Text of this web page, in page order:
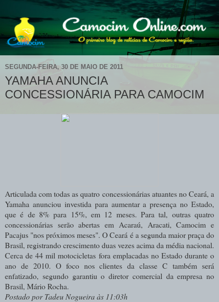
SEGUNDA-FEIRA, 30 DE MAIO DE 2011
YAMAHA ANUNCIA
CONCESSIONÁRIA PARA CAMOCIM
Articulada com todas as quatro concessionárias atuantes no Ceará, a
Yamaha anunciou investida para aumentar a presença no Estado,
que é de 8% para 15%, em 12 meses. Para tal, outras quatro
concessionárias serão abertas em Acaraú, Aracati, Camocim e
Pacajus "nos próximos meses". O Ceará é a segunda maior praça do
Brasil, registrando crescimento duas vezes acima da média nacional.
Cerca de 44 mil motocicletas fora emplacadas no Estado durante o
ano de 2010. O foco nos clientes da classe C também será
enfatizado, segundo garantiu o diretor comercial da empresa no
Brasil, Mário Rocha.
Postado por Tadeu Nogueira às 11:03h